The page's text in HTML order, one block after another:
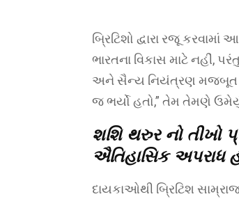
બ્રિટિશો દ્વારા રજૂ
ભારતના વિકાસ માટે નહીં,
અને સૈન્ય નિયંત્રણ મજબૂત
જ ભર્યો હતો,” તેમ તેમણે
શશિ થરુર નો તીખો
ઐતિહાસિક અપરાધ
દાયકાઓથી બ્રિટિશ